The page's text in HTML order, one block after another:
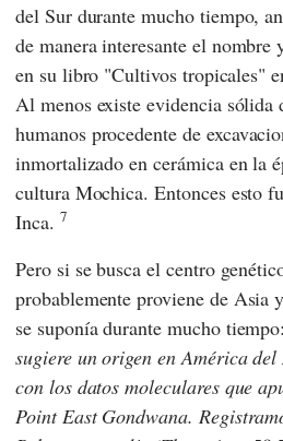
del Sur durante mucho tiempo,
de manera interesante el nombre
en su libro "Cultivos tropicales"
Al menos existe evidencia sólida
humanos procedente de
inmortalizado en cerámica en la
cultura Mochica. Entonces esto
Inca. 7
Pero si se busca el centro
probablemente proviene de Asia
se suponía durante mucho tiempo:
sugiere un origen en América
con los datos moleculares que
Point East Gondwana.